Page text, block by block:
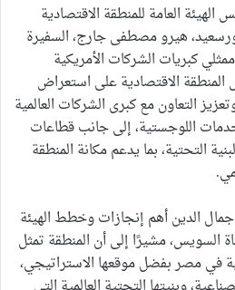
العامة للمنطقة الاقتصادية
هيرو مصطفى جارج، السفيرة
كبريات الشركات الأمريكية
الاقتصادية على استعراض
التعاون مع كبرى الشركات العالمية
اللوجستية، إلى جانب قطاعات
التحتية، بما يدعم مكانة المنطقة
الدين أهم إنجازات وخطط الهيئة
السويس، مشيرًا إلى أن المنطقة تمثل
في مصر بفضل موقعها الاستراتيجي،